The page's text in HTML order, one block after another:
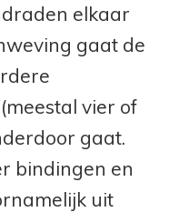
elkaar
gaat de
vier of
gaat.
bindingen en
uit